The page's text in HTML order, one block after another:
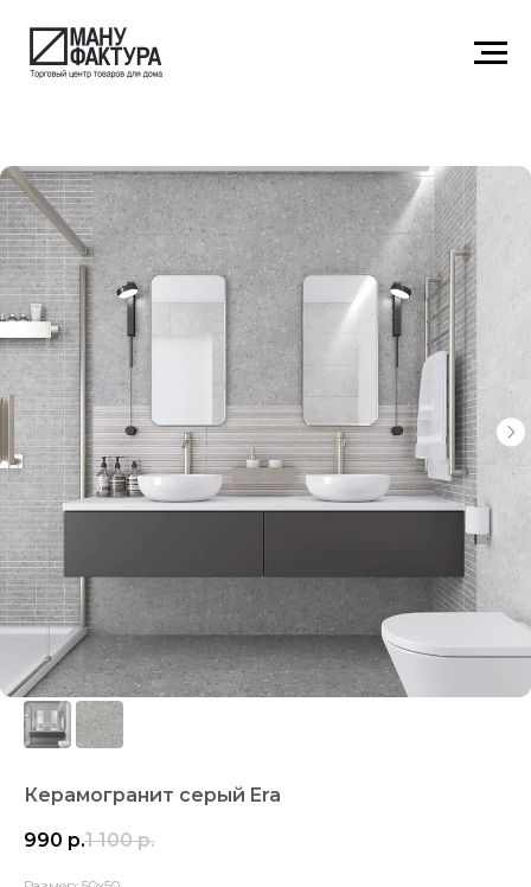
Керамогранит серый Era
990 р.1 100 р.